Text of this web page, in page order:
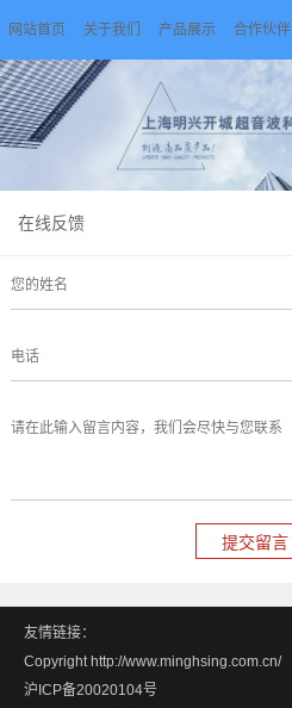
网站首页 关于我们 产品展示 合作伙伴
在线反馈
友情链接：
Copyright http://www.minghsing.com.cn/
沪ICP备20020104号